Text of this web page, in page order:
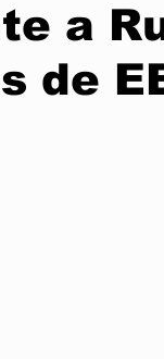
Internacional
a
de